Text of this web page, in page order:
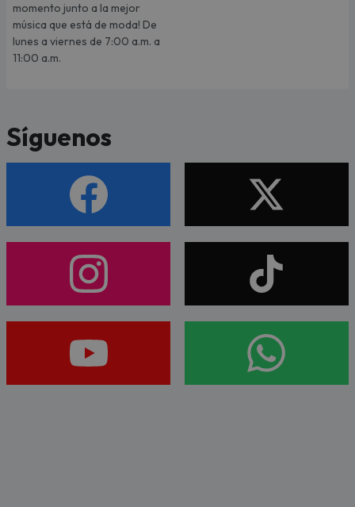
momento junto a la mejor
música que está de moda! De
lunes a viernes de 7:00 a.m. a
11:00 a.m.
Síguenos